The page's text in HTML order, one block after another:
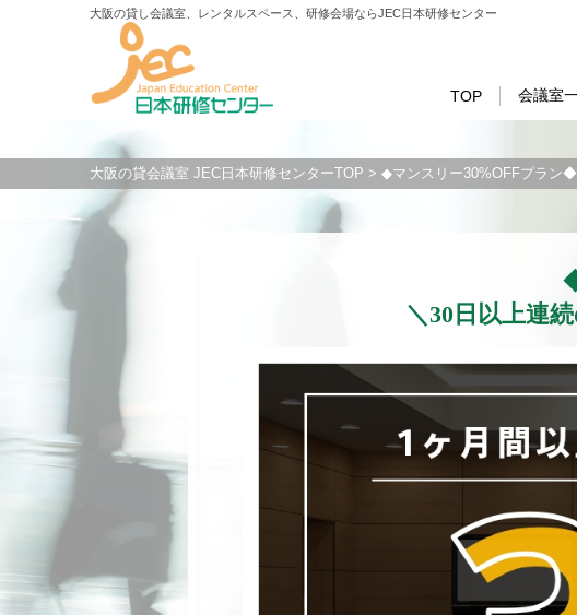
大阪の貸し会議室、レンタルスペース、研修会場ならJEC日本研修センター
TOP 会議室
大阪の貸会議室 JEC日本研修センターTOP > ◆マンスリー30%OFFプラン
＼30日以上連